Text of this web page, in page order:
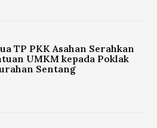
TP PKK Asahan Serahkan
UMKM kepada Poklak
Sentang